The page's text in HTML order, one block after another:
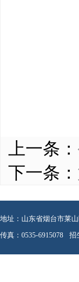
上一条：
下一条：
地址：山东省烟台市莱
传真：0535-6915078 招